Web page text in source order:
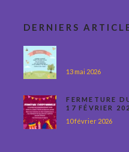
DERNIERS
13 mai 2026
FERMETURE
17 FÉVRIER
10 février 2026